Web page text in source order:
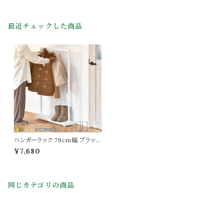
最近チェックした商品
ハンガーラック 79cm幅 ブラック
ブラウン ナチュラル ホワイト 衣
類ラック キャスター付き アジャ
行26cm 高さ117cm スリム サイ
¥7,680
同じカテゴリの商品